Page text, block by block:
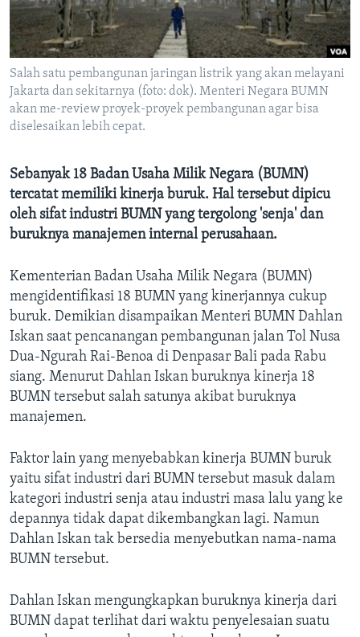
Salah satu pembangunan jaringan listrik yang akan melayani
Jakarta dan sekitarnya (foto: dok). Menteri Negara BUMN
akan me-review proyek-proyek pembangunan agar bisa
diselesaikan lebih cepat.
Sebanyak 18 Badan Usaha Milik Negara (BUMN)
tercatat memiliki kinerja buruk. Hal tersebut dipicu
oleh sifat industri BUMN yang tergolong 'senja' dan
buruknya manajemen internal perusahaan.
Kementerian Badan Usaha Milik Negara (BUMN)
mengidentifikasi 18 BUMN yang kinerjannya cukup
buruk. Demikian disampaikan Menteri BUMN Dahlan
Iskan saat pencanangan pembangunan jalan Tol Nusa
Dua-Ngurah Rai-Benoa di Denpasar Bali pada Rabu
siang. Menurut Dahlan Iskan buruknya kinerja 18
BUMN tersebut salah satunya akibat buruknya
manajemen.
Faktor lain yang menyebabkan kinerja BUMN buruk
yaitu sifat industri dari BUMN tersebut masuk dalam
kategori industri senja atau industri masa lalu yang ke
depannya tidak dapat dikembangkan lagi. Namun
Dahlan Iskan tak bersedia menyebutkan nama-nama
BUMN tersebut.
Dahlan Iskan mengungkapkan buruknya kinerja dari
BUMN dapat terlihat dari waktu penyelesaian suatu